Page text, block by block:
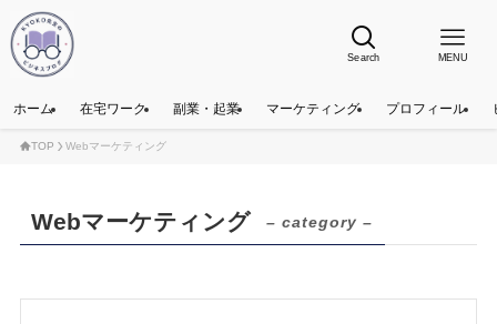
Search MENU
ホーム 在宅ワーク 副業・起業 マーケティング プロフィール
TOP Webマーケティング
Webマーケティング – category –